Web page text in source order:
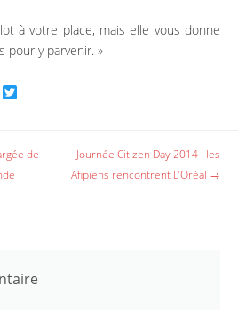
à votre place, mais elle vous donne
pour y parvenir. »
t
e
de
Journée Citizen Day 2014 : les
Afipiens rencontrent L’Oréal →